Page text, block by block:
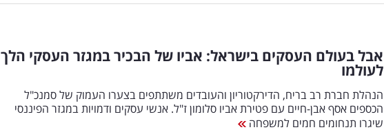
אבל בעולם העסקים בישראל: אביו של הבכיר במגזר העסקי הלך
לעולמו
הנהלת חברת רב בריח, הדירקטוריון והעובדים משתתפים בצערו העמוק של סמנכ"ל
הכספים אסף אבן-חיים עם פטירת אביו סלומון ז"ל. אנשי עסקים ודמויות במגזר הפיננסי
שיגרו תנחומים חמים למשפחה